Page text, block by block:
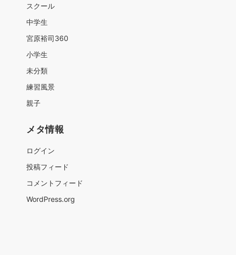
スクール
中学生
宮原裕司360
小学生
未分類
練習風景
親子
メタ情報
ログイン
投稿フィード
コメントフィード
WordPress.org